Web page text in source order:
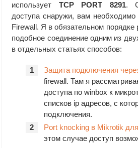
использует TCP PORT 8291.
доступа снаружи, вам необходимо
Firewall. Я в обязательном
подобное соединение одним из
в отдельных статьях способов:
Защита подключения
firewall. Там я
доступа по winbox к
списков ip адресов, с
подключения.
Port knocking в Mikrotik
этом случае доступ